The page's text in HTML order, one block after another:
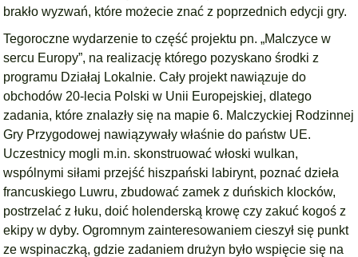
brakło wyzwań, które możecie znać z poprzednich edycji gry.
Tegoroczne wydarzenie to część projektu pn. „Malczyce w
sercu Europy”, na realizację którego pozyskano środki z
programu Działaj Lokalnie. Cały projekt nawiązuje do
obchodów 20-lecia Polski w Unii Europejskiej, dlatego
zadania, które znalazły się na mapie 6. Malczyckiej Rodzinnej
Gry Przygodowej nawiązywały właśnie do państw UE.
Uczestnicy mogli m.in. skonstruować włoski wulkan,
wspólnymi siłami przejść hiszpański labirynt, poznać dzieła
francuskiego Luwru, zbudować zamek z duńskich klocków,
postrzelać z łuku, doić holenderską krowę czy zakuć kogoś z
ekipy w dyby. Ogromnym zainteresowaniem cieszył się punkt
ze wspinaczką, gdzie zadaniem drużyn było wspięcie się na